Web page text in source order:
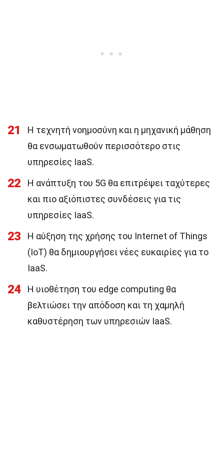
21
Η τεχνητή νοημοσύνη και η μηχανική μάθηση
θα ενσωματωθούν περισσότερο στις
υπηρεσίες IaaS.
22
Η ανάπτυξη του 5G θα επιτρέψει ταχύτερες
και πιο αξιόπιστες συνδέσεις για τις
υπηρεσίες IaaS.
23
Η αύξηση της χρήσης του Internet of Things
(IoT) θα δημιουργήσει νέες ευκαιρίες για το
IaaS.
24
Η υιοθέτηση του edge computing θα
βελτιώσει την απόδοση και τη χαμηλή
καθυστέρηση των υπηρεσιών IaaS.